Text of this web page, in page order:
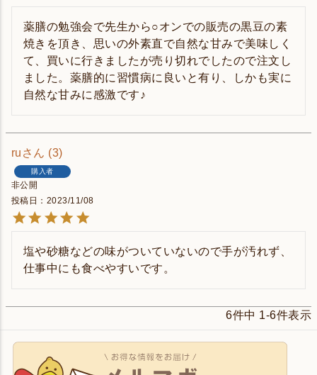
薬膳の勉強会で先生から○オンでの販売の黒豆の素
焼きを頂き、思いの外素直で自然な甘みで美味しく
て、買いに行きましたが売り切れでしたので注文し
ました。薬膳的に習慣病に良いと有り、しかも実に
自然な甘みに感激です♪
ru 3
購入者
非公開
投稿日
2023/11/08
塩や砂糖などの味がついていないので手が汚れず、
仕事中にも食べやすいです。
6件中 1-6件表示